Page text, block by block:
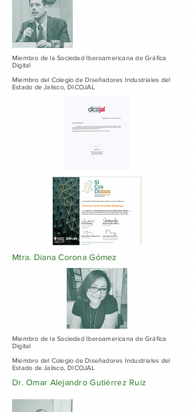
Miembro de la Sociedad Iberoamericana de Gráfica
Digital
Miembro del Colegio de Diseñadores Industriales del
Estado de Jalisco, DICOJAL
Mtra. Diana Corona Gómez
Miembro de la Sociedad Iberoamericana de Gráfica
Digital
Miembro del Colegio de Diseñadores Industriales del
Estado de Jalisco, DICOJAL
Dr. Omar Alejandro Gutiérrez Ruíz